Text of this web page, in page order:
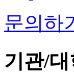
문의하
기관/